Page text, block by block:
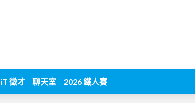
iT 徵才 聊天室 2026 鐵人賽